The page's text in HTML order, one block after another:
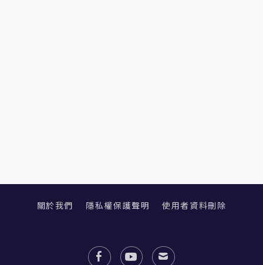
關於我們 隱私權保護聲明 使用者資料刪除